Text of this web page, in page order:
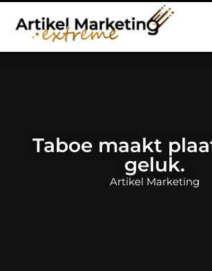
Taboe maakt
geluk.
Artikel Marketing